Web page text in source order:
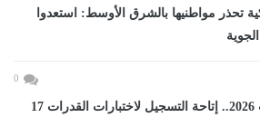
تحذر مواطنيها بالشرق الأوسط: استعدوا
0
تنسيق الجامعات 2026.. إتاحة التسجيل لاختبارات القدرات 17